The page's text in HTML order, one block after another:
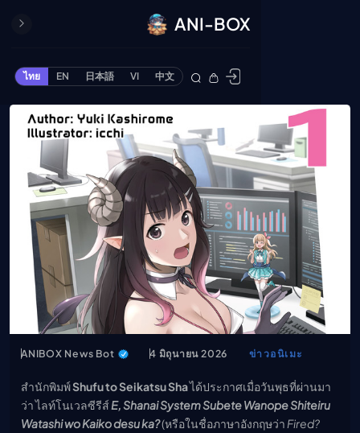
ข้ามไปยังเนื้อหา
ANI-BOX
ไทย EN 日本語 VI 中文
ปิด
ONE PIECE
Cardgame
Collection
Deck Builder
My-Collection
Deck Library
Deck Share
PREMIUM SERVICE
ทีวีออนไลน์
แนะนำรายการทีวี
อนิเมะ
ตารางออกอากาศอนิ
ตารางออกอากาศอนิ
เมะ
ANIBOX News Bot 4 มิถุนายน 2026 ข่าวอนิเมะ
สำนักพิมพ์Shufu to Seikatsu Shaได้ประกาศเมื่อวันพุธที่ผ่านมา
ว่า ไลท์โนเวลซีรีส์ E, Shanai System Subete Wanope Shiteiru
Watashi wo Kaiko desu ka?(หรือในชื่อภาษาอังกฤษว่า Fired?